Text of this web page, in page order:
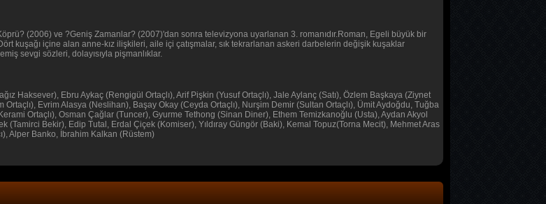
(2006) ve ?Geniş Zamanlar? (2007)'dan sonra televizyona uyarlanan 3. romanıdır.Roman, Egeli büyük bir
kuşağı içine alan anne-kız ilişkileri, aile içi çatışmalar, sık tekrarlanan askeri darbelerin değişik kuşaklar
sevgi sözleri, dolayısıyla pişmanlıklar.
Haksever), Ebru Aykaç (Rengigül Ortaçlı), Arif Pişkin (Yusuf Ortaçlı), Jale Aylanç (Satı), Özlem Başkaya (Ziynet
Evrim Alasya (Neslihan), Başay Okay (Ceyda Ortaçlı), Nurşim Demir (Sultan Ortaçlı), Ümit Aydoğdu, Tuğba
Ortaçlı), Osman Çağlar (Tuncer), Gyurme Tethong (Sinan Diner), Ethem Temizkanoğlu (Usta), Aydan Akyol
Bekir), Edip Tutal, Erdal Çiçek (Komiser), Yıldıray Güngör (Baki), Kemal Topuz(Torna Mecit), Mehmet Aras
Alper Banko, İbrahim Kalkan (Rüstem)